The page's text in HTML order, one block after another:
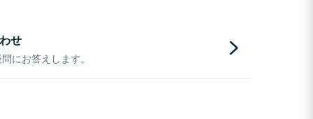
せ
にお答えします。